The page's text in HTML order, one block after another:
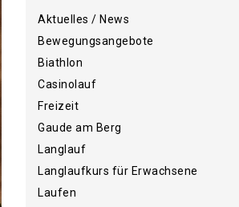
Aktuelles / News
Bewegungsangebote
Biathlon
Casinolauf
Freizeit
Gaude am Berg
Langlauf
Langlaufkurs für Erwachsene
Laufen